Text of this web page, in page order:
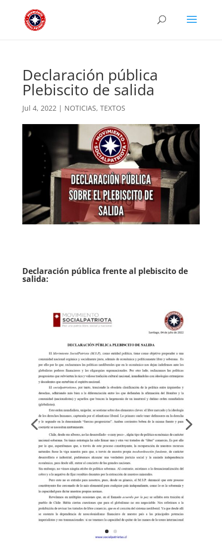
Declaración pública
Plebiscito de salida
Jul 4, 2022| NOTICIAS, TEXTOS
Declaración pública frente al plebiscito de
salida: